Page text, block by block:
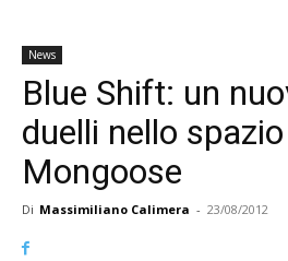
News
Blue Shift: un
duelli nello
Mongoose
Di Massimiliano Calimera - 23/08/2012